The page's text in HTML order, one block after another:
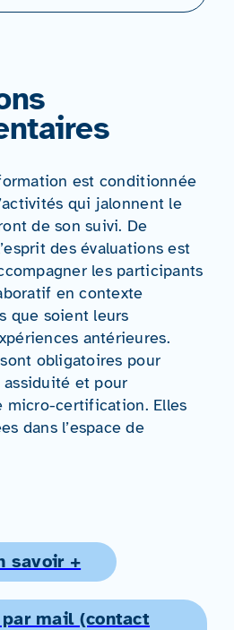
est conditionnée
qui jalonnent le
de son suivi. De
des évaluations est
les participants
en contexte
que soient leurs
antérieures.
obligatoires pour
et pour
micro-certification. Elles
dans l’espace de
savoir +
mail (contact